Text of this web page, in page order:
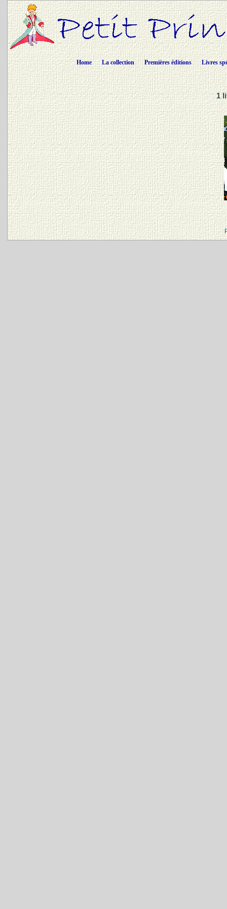
Home La collection Premières éditions Livres
1